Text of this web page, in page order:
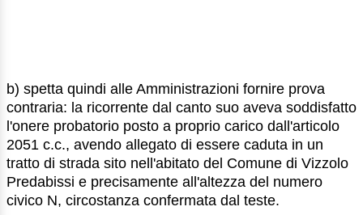
b) spetta quindi alle Amministrazioni fornire prova
contraria: la ricorrente dal canto suo aveva soddisfatto
l'onere probatorio posto a proprio carico dall'articolo
2051 c.c., avendo allegato di essere caduta in un
tratto di strada sito nell'abitato del Comune di Vizzolo
Predabissi e precisamente all'altezza del numero
civico N, circostanza confermata dal teste.